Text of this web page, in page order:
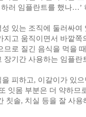
러 임플란트를 했나…’
있는 조직에 둘러싸여
지고 움직이면서 바깥쪽
로 질긴 음식을 먹을
장기간 사용하는 임플란
피하고, 이갈이가 있
잇몸 부분은 더 약하므
칫솔, 치실 등을 잘 사용